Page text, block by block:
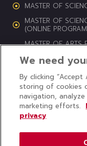
MASTER OF
MASTER OF
(ONLINE
MASTER OF ARTS
© 2024 COLLEGE OF
We need
By clicking
storing of cookies
navigation,
marketing efforts.
privacy